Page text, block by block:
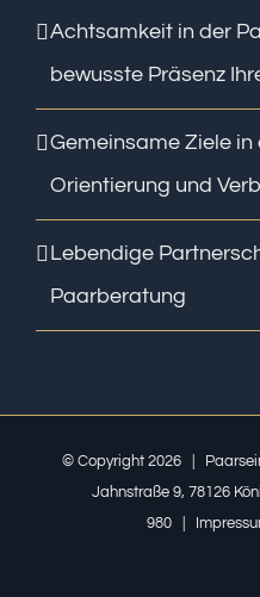
Achtsamkeit in der
bewusste Präsenz
Gemeinsame Ziele
Orientierung und
Lebendige
Paarberatung
© Copyright 2026 |
Jahnstraße 9, 78126
980 |